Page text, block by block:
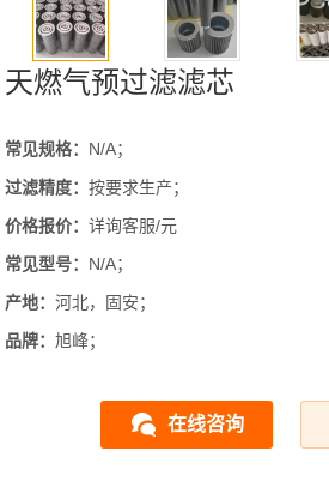
天燃气预过滤滤芯
常见规格： N/A；
过滤精度：按要求生产；
价格报价：详询客服/元
常见型号： N/A；
产地：河北，固安；
品牌：旭峰；
在线咨询